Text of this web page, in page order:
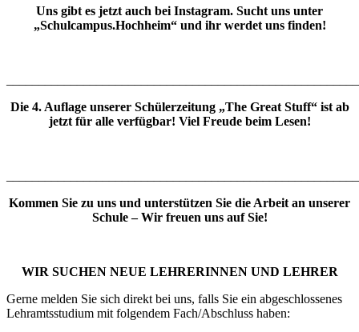
Uns gibt es jetzt auch bei Instagram. Sucht uns unter
„Schulcampus.Hochheim“ und ihr werdet uns finden!
Die 4. Auflage unserer Schülerzeitung „The Great Stuff“ ist ab
jetzt für alle verfügbar! Viel Freude beim Lesen!
Kommen Sie zu uns und unterstützen Sie die Arbeit an unserer
Schule – Wir freuen uns auf Sie!
WIR SUCHEN NEUE LEHRERINNEN UND LEHRER
Gerne melden Sie sich direkt bei uns, falls Sie ein abgeschlossenes
Lehramtsstudium mit folgendem Fach/Abschluss haben: